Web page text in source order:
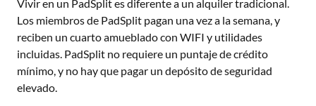
Vivir en un PadSplit es diferente a un alquiler tradicional.
Los miembros de PadSplit pagan una vez a la semana, y
reciben un cuarto amueblado con WIFI y utilidades
incluidas. PadSplit no requiere un puntaje de crédito
mínimo, y no hay que pagar un depósito de seguridad
elevado.